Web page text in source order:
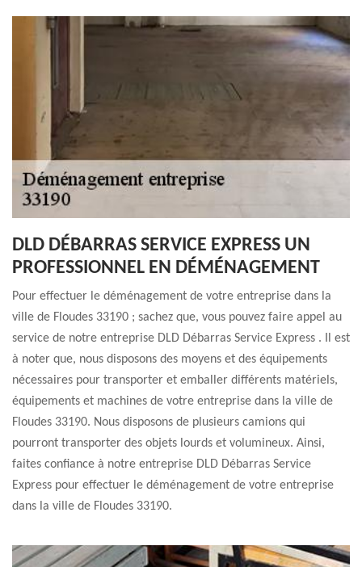
DLD DÉBARRAS SERVICE EXPRESS UN
PROFESSIONNEL EN DÉMÉNAGEMENT
Pour effectuer le déménagement de votre entreprise dans la
ville de Floudes 33190 ; sachez que, vous pouvez faire appel au
service de notre entreprise DLD Débarras Service Express . Il est
à noter que, nous disposons des moyens et des équipements
nécessaires pour transporter et emballer différents matériels,
équipements et machines de votre entreprise dans la ville de
Floudes 33190. Nous disposons de plusieurs camions qui
pourront transporter des objets lourds et volumineux. Ainsi,
faites confiance à notre entreprise DLD Débarras Service
Express pour effectuer le déménagement de votre entreprise
dans la ville de Floudes 33190.